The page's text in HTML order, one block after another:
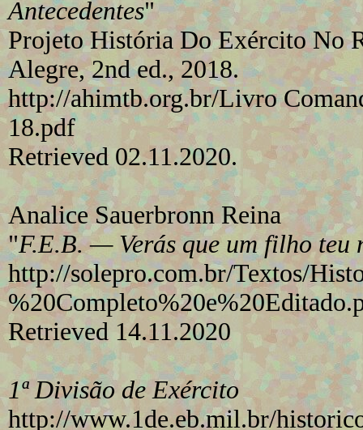
Antecedentes"
Projeto História Do Exército No
Alegre, 2nd ed., 2018.
http://ahimtb.org.br/Livro
18.pdf
Retrieved 02.11.2020.
Analice Sauerbronn Reina
"F.E.B. — Verás que um filho teu
http://solepro.com.br/Textos/
Retrieved 14.11.2020
1ª Divisão de Exército
http://www.1de.eb.mil.br/